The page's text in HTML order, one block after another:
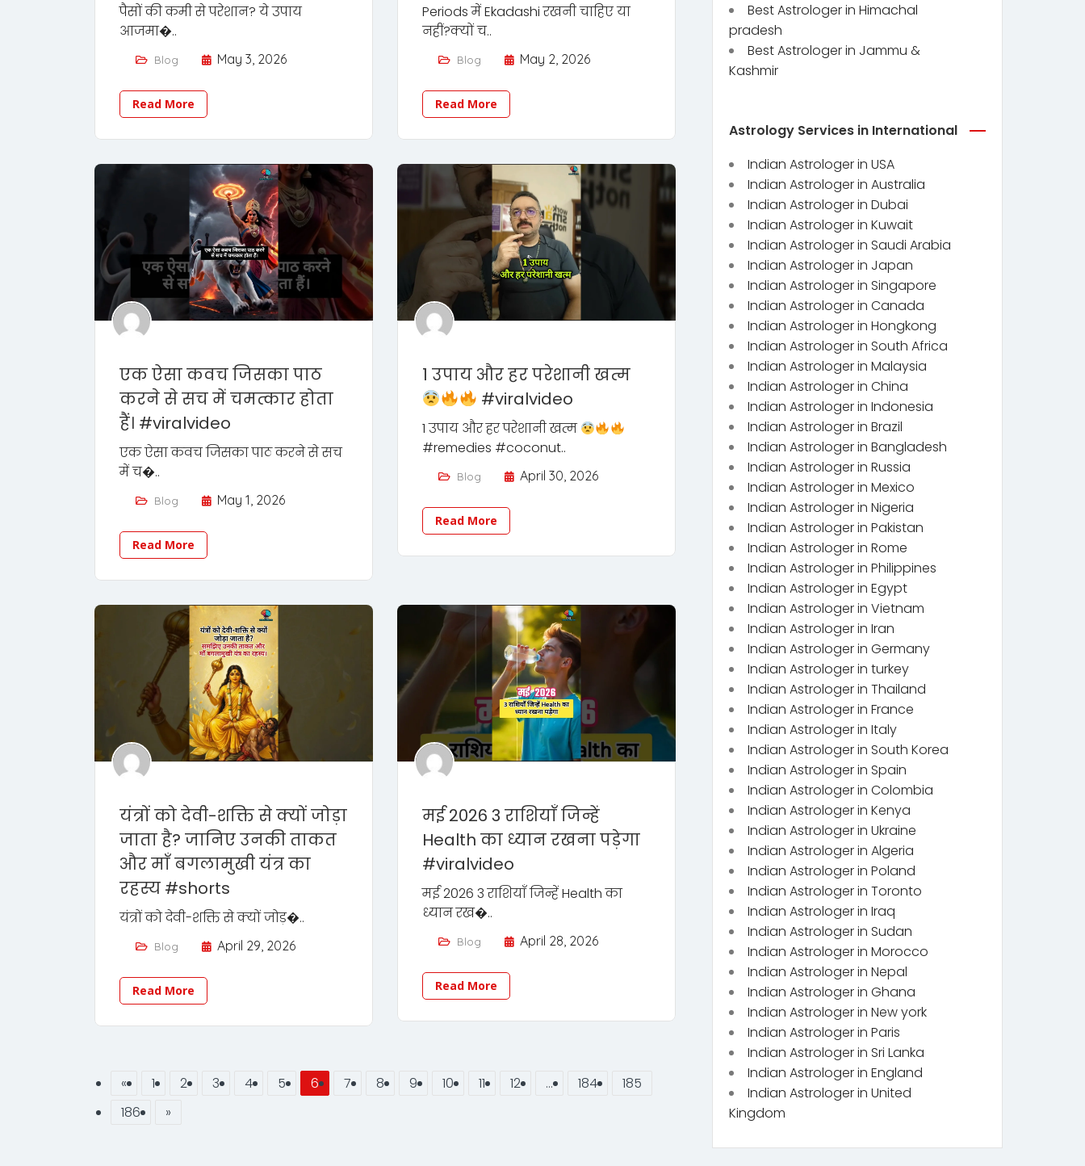
पैसों की कमी से परेशान? ये उपाय
आजमा�..
Blog May 3, 2026
Read More
Periods में Ekadashi रखनी चाहिए या
नहीं?क्यों च..
Blog May 2, 2026
Read More
एक ऐसा कवच जिसका पाठ
करने से सच में चमत्कार होता
हैं। #viralvideo
एक ऐसा कवच जिसका पाठ करने से सच
में च�..
Blog May 1, 2026
Read More
1 उपाय और हर परेशानी खत्म
#viralvideo
1 उपाय और हर परेशानी खत्म
#remedies #coconut..
Blog April 30, 2026
Read More
यंत्रों को देवी-शक्ति से क्यों जोड़ा
जाता है? जानिए उनकी ताकत
और माँ बगलामुखी यंत्र का
रहस्य #shorts
यंत्रों को देवी-शक्ति से क्यों जोड़�..
Blog April 29, 2026
Read More
मई 2026 3 राशियाँ जिन्हें
Health का ध्यान रखना पड़ेगा
#viralvideo
मई 2026 3 राशियाँ जिन्हें Health का
ध्यान रख�..
Blog April 28, 2026
Read More
« 1 2 3 4 5 6 7 8 9 10 11 12 … 184
185
186
»
Best Astrologer in Himachal
pradesh
Best Astrologer in Jammu &
Kashmir
Astrology Services in International
Indian Astrologer in USA
Indian Astrologer in Australia
Indian Astrologer in Dubai
Indian Astrologer in Kuwait
Indian Astrologer in Saudi Arabia
Indian Astrologer in Japan
Indian Astrologer in Singapore
Indian Astrologer in Canada
Indian Astrologer in Hongkong
Indian Astrologer in South Africa
Indian Astrologer in Malaysia
Indian Astrologer in China
Indian Astrologer in Indonesia
Indian Astrologer in Brazil
Indian Astrologer in Bangladesh
Indian Astrologer in Russia
Indian Astrologer in Mexico
Indian Astrologer in Nigeria
Indian Astrologer in Pakistan
Indian Astrologer in Rome
Indian Astrologer in Philippines
Indian Astrologer in Egypt
Indian Astrologer in Vietnam
Indian Astrologer in Iran
Indian Astrologer in Germany
Indian Astrologer in turkey
Indian Astrologer in Thailand
Indian Astrologer in France
Indian Astrologer in Italy
Indian Astrologer in South Korea
Indian Astrologer in Spain
Indian Astrologer in Colombia
Indian Astrologer in Kenya
Indian Astrologer in Ukraine
Indian Astrologer in Algeria
Indian Astrologer in Poland
Indian Astrologer in Toronto
Indian Astrologer in Iraq
Indian Astrologer in Sudan
Indian Astrologer in Morocco
Indian Astrologer in Nepal
Indian Astrologer in Ghana
Indian Astrologer in New york
Indian Astrologer in Paris
Indian Astrologer in Sri Lanka
Indian Astrologer in England
Indian Astrologer in United
Kingdom